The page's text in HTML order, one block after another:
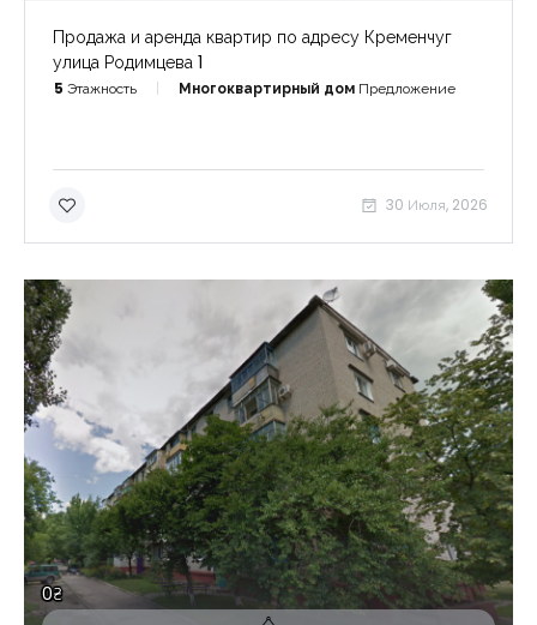
Продажа и аренда квартир по адресу Кременчуг
улица Родимцева 1
5 Этажность Многоквартирный дом Предложение
30 Июля, 2026
0₴